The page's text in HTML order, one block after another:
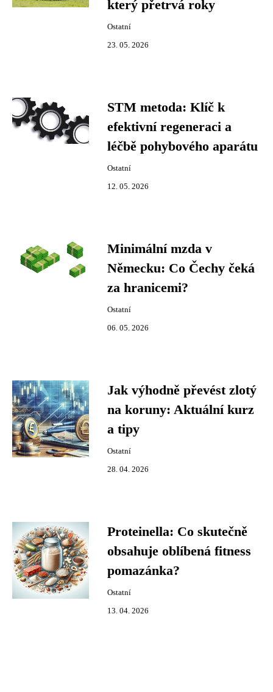
který přetrvá roky
Ostatní
23. 05. 2026
STM metoda: Klíč k
efektivní regeneraci a
léčbě pohybového aparátu
Ostatní
12. 05. 2026
Minimální mzda v
Německu: Co Čechy čeká
za hranicemi?
Ostatní
06. 05. 2026
Jak výhodně převést zlotý
na koruny: Aktuální kurz
a tipy
Ostatní
28. 04. 2026
Proteinella: Co skutečně
obsahuje oblíbená fitness
pomazánka?
Ostatní
13. 04. 2026